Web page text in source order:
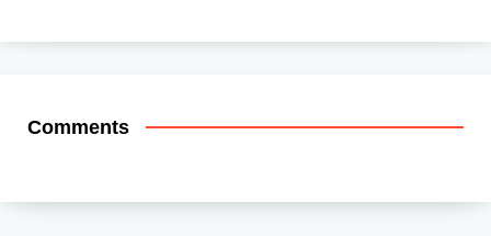
Comments